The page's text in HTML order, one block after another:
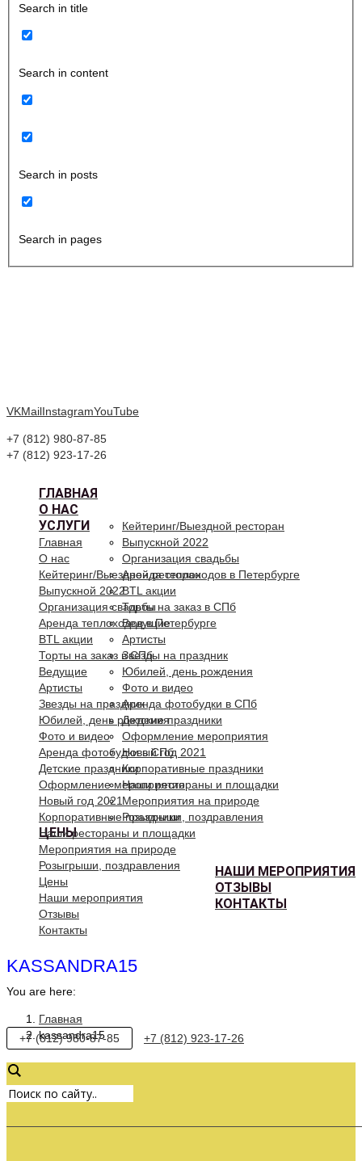
Search in title
Search in content
Search in posts
Search in pages
VKMailInstagramYouTube
+7 (812) 980-87-85
+7 (812) 923-17-26
ГЛАВНАЯ
О НАС
УСЛУГИ
Кейтеринг/Выездной ресторан
Выпускной 2022
Организация свадьбы
Аренда теплоходов в Петербурге
BTL акции
Торты на заказ в СПб
Ведущие
Артисты
Звезды на праздник
Юбилей, день рождения
Фото и видео
Аренда фотобудки в СПб
Детские праздники
Оформление мероприятия
Новый год 2021
Корпоративные праздники
Наши рестораны и площадки
Мероприятия на природе
Розыгрыши, поздравления
ЦЕНЫ
НАШИ МЕРОПРИЯТИЯ
ОТЗЫВЫ
КОНТАКТЫ
Главная
О нас
Кейтеринг/Выездной ресторан
Выпускной 2022
Организация свадьбы
Аренда теплоходов в Петербурге
BTL акции
Торты на заказ в СПб
Ведущие
Артисты
Звезды на праздник
Юбилей, день рождения
Фото и видео
Аренда фотобудки в СПб
Детские праздники
Оформление мероприятия
Новый год 2021
Корпоративные праздники
Наши рестораны и площадки
Мероприятия на природе
Розыгрыши, поздравления
Цены
Наши мероприятия
Отзывы
Контакты
KASSANDRA15
You are here:
Главная
kassandra15
+7 (812) 980-87-85 +7 (812) 923-17-26